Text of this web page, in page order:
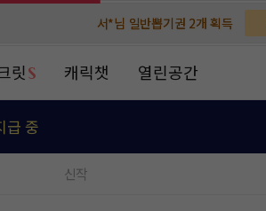
서*님 일반뽑기권 2개 획득
서*님 일반뽑기권 2개 획득
비*님 무료쿠폰 3개 획득
비*님 무료쿠폰 3개 획득
천***님 배지뽑기권 3개 획득
천***님 배지뽑기권 3개 획득
릿 캐릭챗 열린공간
급 중
신작